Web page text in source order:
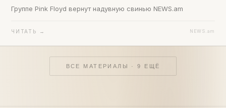
Группе Pink Floyd вернут надувную свинью NEWS.am
ЧИТАТЬ → NEWS.am
ВСЕ МАТЕРИАЛЫ ·9 ЕЩЁ